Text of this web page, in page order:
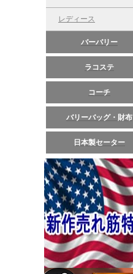
レディース
バーバリー
ラコステ
コーチ
バリーバッグ・財布
日本製セーター